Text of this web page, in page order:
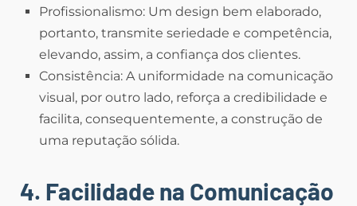
Profissionalismo: Um design bem elaborado,
portanto, transmite seriedade e competência,
elevando, assim, a confiança dos clientes.
Consistência: A uniformidade na comunicação
visual, por outro lado, reforça a credibilidade e
facilita, consequentemente, a construção de
uma reputação sólida.
4. Facilidade na Comunicação